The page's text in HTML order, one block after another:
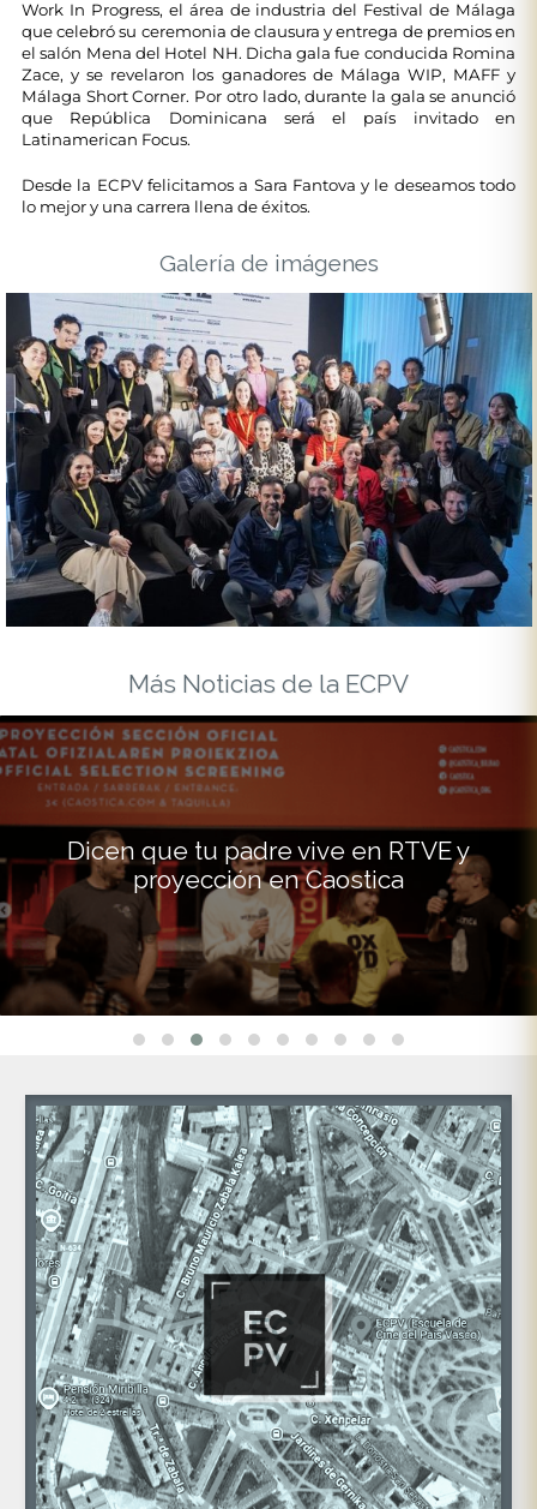
Work In Progress, el área de industria del Festival de Málaga
que celebró su ceremonia de clausura y entrega de premios en
el salón Mena del Hotel NH. Dicha gala fue conducida Romina
Zace, y se revelaron los ganadores de Málaga WIP, MAFF y
Málaga Short Corner. Por otro lado, durante la gala se anunció
que República Dominicana será el país invitado en
Latinamerican Focus.
Desde la ECPV felicitamos a Sara Fantova y le deseamos todo
lo mejor y una carrera llena de éxitos.
Galería de imágenes
Más Noticias de la ECPV
Dicen que tu padre vive en RTVE y
proyección en Caostica